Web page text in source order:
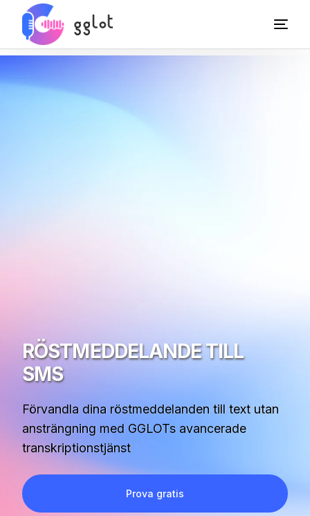
RÖSTMEDDELANDE TILL
SMS
Förvandla dina röstmeddelanden till text utan
ansträngning med GGLOTs avancerade
transkriptionstjänst
Prova gratis